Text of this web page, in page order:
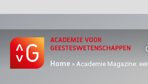
Home» Academie Magazine: